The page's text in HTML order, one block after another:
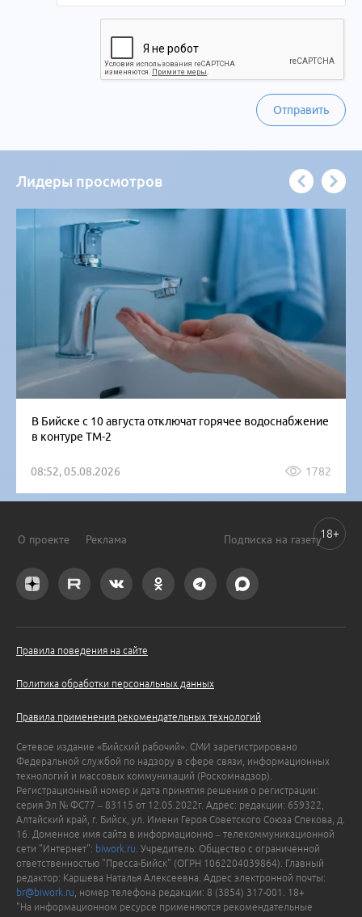
Отправить
Лидеры просмотров
В Бийске с 10 августа отключат горячее водоснабжение
в контуре ТМ-2
08:52, 05.08.2026 1782
О проекте Реклама Подписка на газету
Правила поведения на сайте
Политика обработки персональных данных
Правила применения рекомендательных технологий
Сетевое издание «Бийский рабочий». СМИ зарегистрировано
Федеральной службой по надзору в сфере связи, информационных
технологий и массовых коммуникаций (Роскомнадзор).
Регистрационный номер и дата принятия решения о регистрации:
серия Эл № ФС77 – 83115 от 12.05.2022г. Адрес: редакции: 659322,
Алтайский край, г. Бийск, ул. Имени Героя Советского Союза Спекова, д.
16. Доменное имя сайта в информационно – телекоммуникационной
сети "Интернет": biwork.ru . Учредитель: Общество с ограниченной
ответственностью "Пресса-Бийск" (ОГРН 1062204039864). Главный
редактор: Каршева Наталья Алексеевна. Адрес электронной почты:
br@biwork.ru , номер телефона редакции: 8 (3854) 317-001. 18+
"На информационном ресурсе применяются рекомендательные
18+